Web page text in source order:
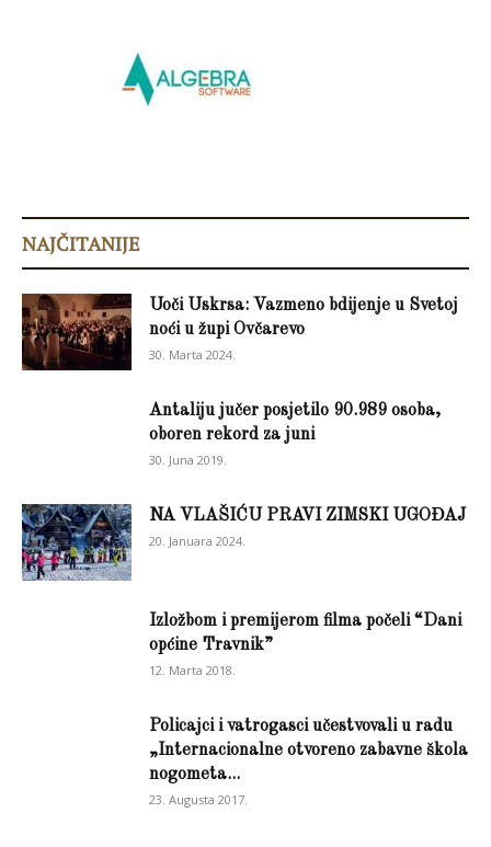
NAJČITANIJE
Uoči Uskrsa: Vazmeno bdijenje u Svetoj
noći u župi Ovčarevo
30. Marta 2024.
Antaliju jučer posjetilo 90.989 osoba,
oboren rekord za juni
30. Juna 2019.
NA VLAŠIĆU PRAVI ZIMSKI UGOĐAJ
20. Januara 2024.
Izložbom i premijerom filma počeli “Dani
općine Travnik”
12. Marta 2018.
Policajci i vatrogasci učestvovali u radu
„Internacionalne otvoreno zabavne škola
nogometa...
23. Augusta 2017.